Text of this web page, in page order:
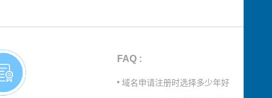
FAQ :
域名申请注册时选择多少年好